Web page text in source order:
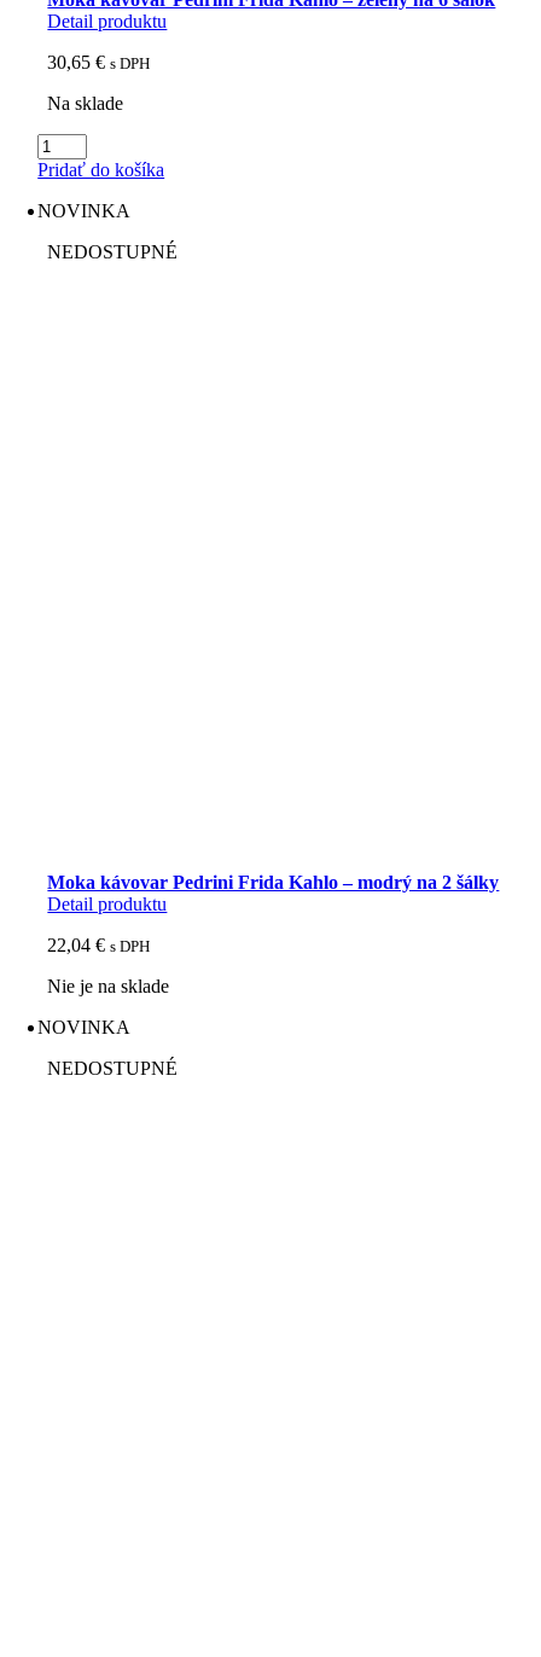
Detail produktu
30,65€ s DPH
Na sklade
množstvo
Moka
Pedrini
Kahlo
Pridať do košíka
NOVINKA
NEDOSTUPNÉ
Moka kávovar Pedrini Frida Kahlo – modrý na 2 šálky
Detail produktu
22,04€ s DPH
Nie je na sklade
NOVINKA
NEDOSTUPNÉ